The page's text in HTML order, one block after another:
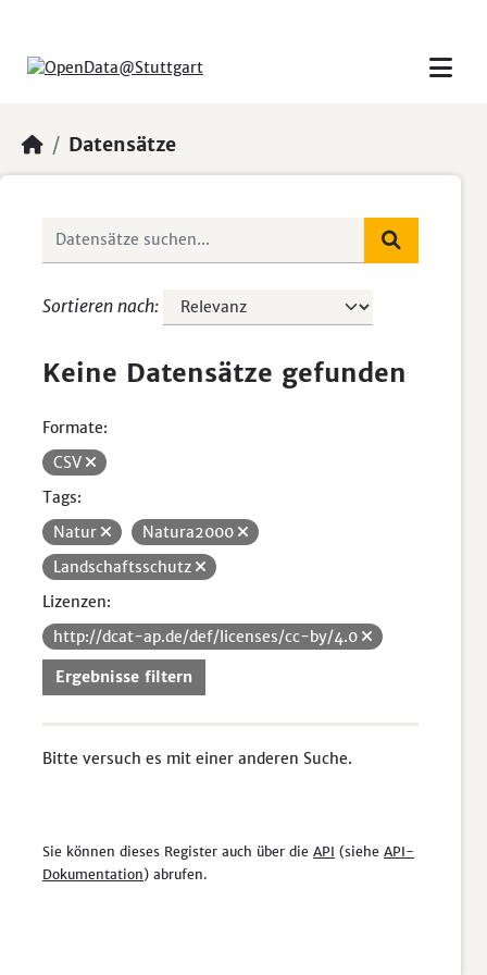
Datensätze
Sortieren nach
Keine Datensätze gefunden
Formate:
CSV
Tags:
Natur
Natura2000
Landschaftsschutz
Lizenzen:
http://dcat-ap.de/def/licenses/cc-by/4.0
Ergebnisse filtern
Bitte versuch es mit einer anderen Suche.
Sie können dieses Register auch über die API (siehe API-
Dokumentation) abrufen.